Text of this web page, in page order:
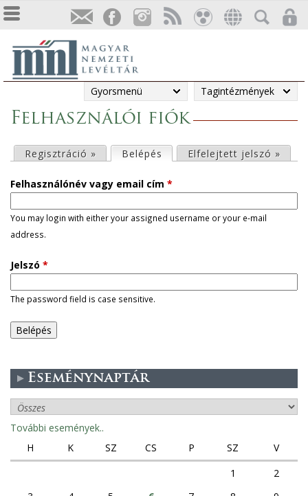
Gyorsmenü Tagintézmények
Felhasználói fiók
l
s
ő
d
l
e
e
s
Regisztráció » Belépés (aktív fül)Elfelejtett jelszó »
Felhasználónév vagy email cím *
You may login with either your assigned username or your e-mail
address.
Jelszó *
The password field is case sensitive.
Eseménynaptár
További események..
H
K SZ CS P SZ
V
1
2